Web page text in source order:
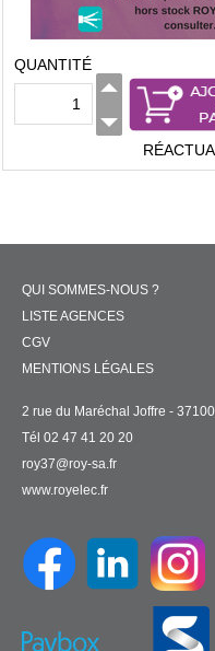
QUANTITÉ
QUI SOMMES-NOUS ?
LISTE AGENCES
CGV
MENTIONS LÉGALES
2 rue du Maréchal Joffre -
Tél 02 47 41 20 20
roy37@roy-sa.fr
www.royelec.fr